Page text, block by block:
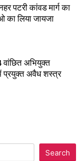
पटरी कांवड मार्ग का
का लिया जायजा
वांछित अभियुक्त
प्रयुक्त अवैध शस्त्र
Search